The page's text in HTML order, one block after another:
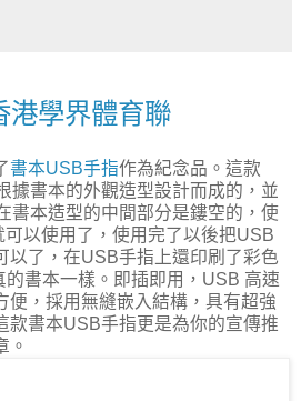
港學界體育聯
書本USB手指作為紀念品。這款
據書本的外觀造型設計而成的，並
書本造型的中間部分是鏤空的，使
以使用了，使用完了以後把USB
以了，在USB手指上還印刷了彩色
的書本一樣。即插即用，USB 高速
便，採用無縫嵌入結構，具有超強
款書本USB手指更是為你的宣傳推
。